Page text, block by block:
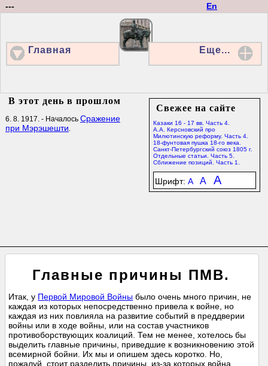
En
---
Главная Еще...
Свежее на сайте
Казаки 16 - 17 вв. Часть 4.
А.А. Керсновский про
Милютинскую реформу. Часть 4.
18-фунтовая пушка 18-го века.
Санкт-Петербургский союз 1805 г.
Отдельные статьи. Часть 5.
Сближение позиций. Часть 1.
Шрифт: A A A
В этот день в прошлом
6. 8. 1917. - Началось Сражение
при Мэрэшешти.
Главные причины ПМВ.
Итак, у Первой Мировой Войны было очень много причин, не
каждая из которых непосредственно привела к войне, но
каждая из них повлияла на развитие событий в преддверии
войны или в ходе войны, или на состав участников
противоборствующих коалиций. Тем не менее, хотелось бы
выделить главные причины, приведшие к возникновению этой
всемирной бойни. Их мы и опишем здесь коротко. Но,
пожалуй, стоит разделить причины, из-за которых война